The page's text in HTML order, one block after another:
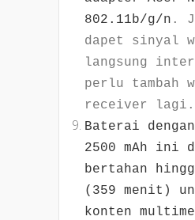
802.11b/g/n .
dapet sinyal
langsung
perlu tambah
receiver lagi.
Baterai
2500 mAh ini
bertahan
(359 menit)
konten